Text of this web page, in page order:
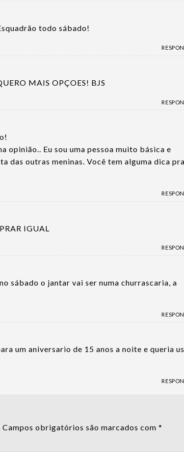
todo sábado!
MAIS OPÇOES! BJS
opinião.. Eu sou uma pessoa muito básica e
das outras meninas. Você tem alguma dica
IGUAL
sábado o jantar vai ser numa churrascaria, a
um aniversario de 15 anos a noite e queria
Campos obrigatórios são marcados com *